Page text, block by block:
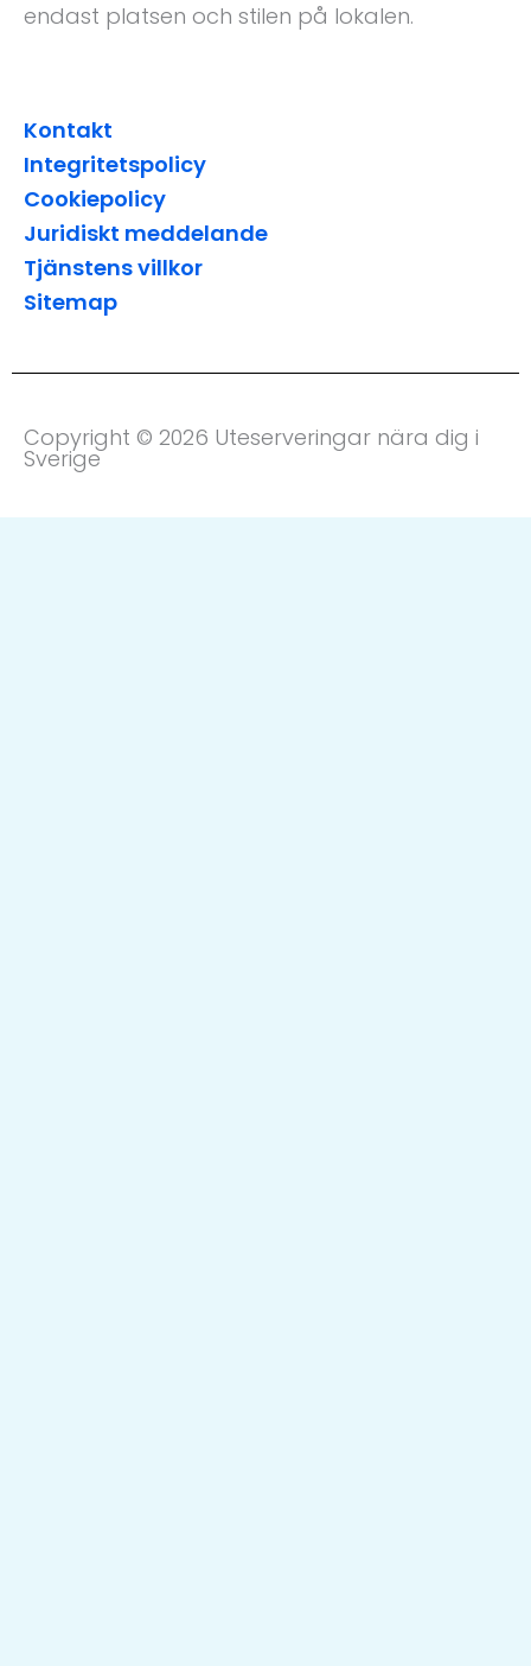
endast platsen och stilen på lokalen.
Kontakt
Integritetspolicy
Cookiepolicy
Juridiskt meddelande
Tjänstens villkor
Sitemap
Copyright © 2026 Uteserveringar nära dig i
Sverige